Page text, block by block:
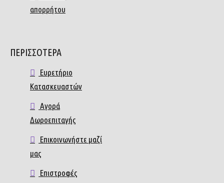
απορρήτου
ΠΕΡΙΣΣΟΤΕΡΑ
Ευρετήριο
Κατασκευαστών
Αγορά
Δωροεπιταγής
Επικοινωνήστε μαζί
μας
Επιστροφές